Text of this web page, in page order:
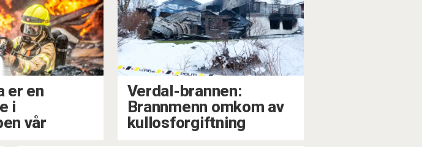
er en
i
vår
Verdal-brannen:
Brannmenn omkom av
kullosforgiftning